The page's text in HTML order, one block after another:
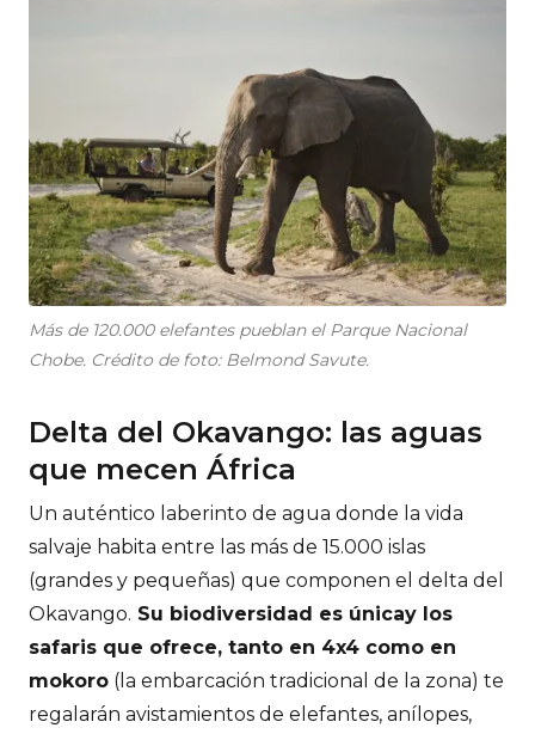
Más de 120.000 elefantes pueblan el Parque Nacional
Chobe. Crédito de foto: Belmond Savute.
Delta del Okavango: las aguas
que mecen África
Un auténtico laberinto de agua donde la vida
salvaje habita entre las más de 15.000 islas
(grandes y pequeñas) que componen el delta del
Okavango. Su biodiversidad es únicay los
safaris que ofrece, tanto en 4x4 como en
mokoro (la embarcación tradicional de la zona) te
regalarán avistamientos de elefantes, anílopes,